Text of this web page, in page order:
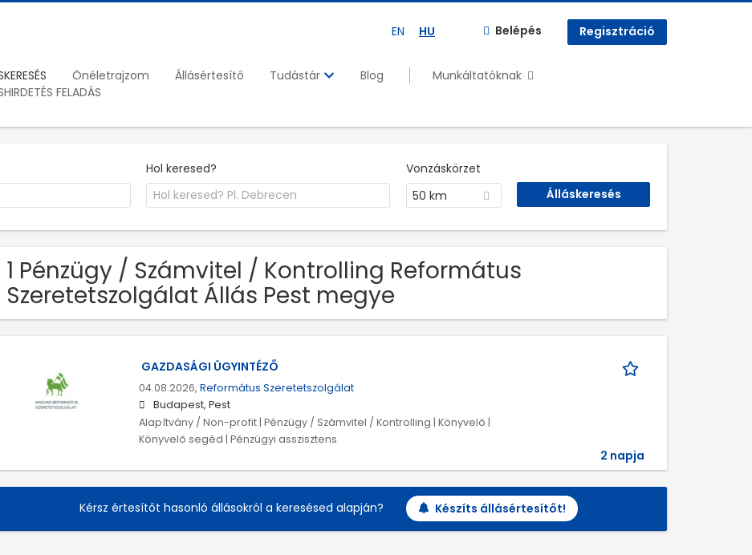
EN HU Belépés Regisztráció
Önéletrajzom Állásértesítő Tudástár Blog
Munkáltatóknak
FELADÁS
Hol keresed?
Vonzáskörzet
50 km
1 Pénzügy / Számvitel / Kontrolling Református
Szeretetszolgálat Állás Pest megye
GAZDASÁGI ÜGYINTÉZŐ
04.08.2026, Református Szeretetszolgálat
Budapest, Pest
Alapítvány / Non-profit | Pénzügy / Számvitel / Kontrolling | Könyvelő |
Könyvelő segéd | Pénzügyi asszisztens
2 napja
Kérsz értesítőt hasonló állásokról a keresésed alapján? Készíts állásértesítőt!